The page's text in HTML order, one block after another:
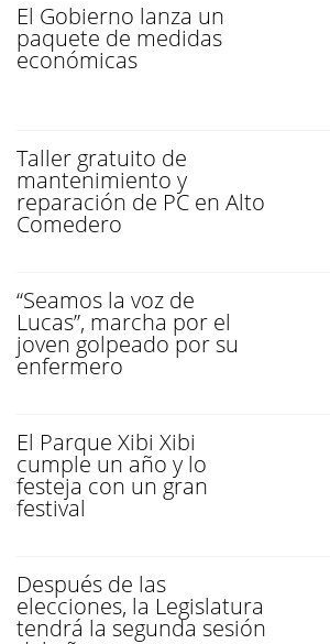
El Gobierno lanza un
paquete de medidas
económicas
Taller gratuito de
mantenimiento y
reparación de PC en Alto
Comedero
“Seamos la voz de
Lucas”, marcha por el
joven golpeado por su
enfermero
El Parque Xibi Xibi
cumple un año y lo
festeja con un gran
festival
Después de las
elecciones, la Legislatura
tendrá la segunda sesión